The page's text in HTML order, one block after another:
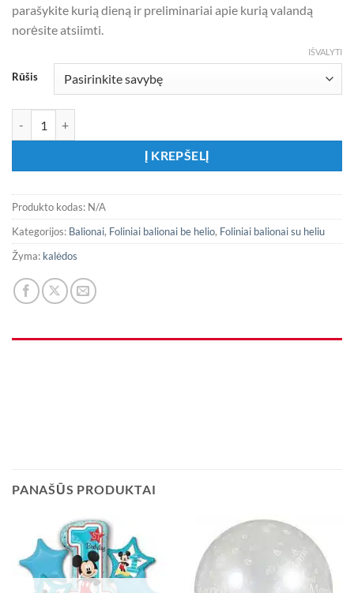
parašykite kurią dieną ir preliminariai apie kurią valandą
norėsite atsiimti.
Rūšis
IŠVALYTI
Į KREPŠELĮ
Produkto kodas: N/A
Kategorijos: Balionai, Foliniai balionai be helio, Foliniai balionai su heliu
Žyma: kalėdos
PANAŠŪS PRODUKTAI